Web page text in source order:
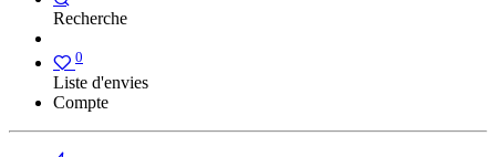
Recherche
0
Liste d'envies
Compte